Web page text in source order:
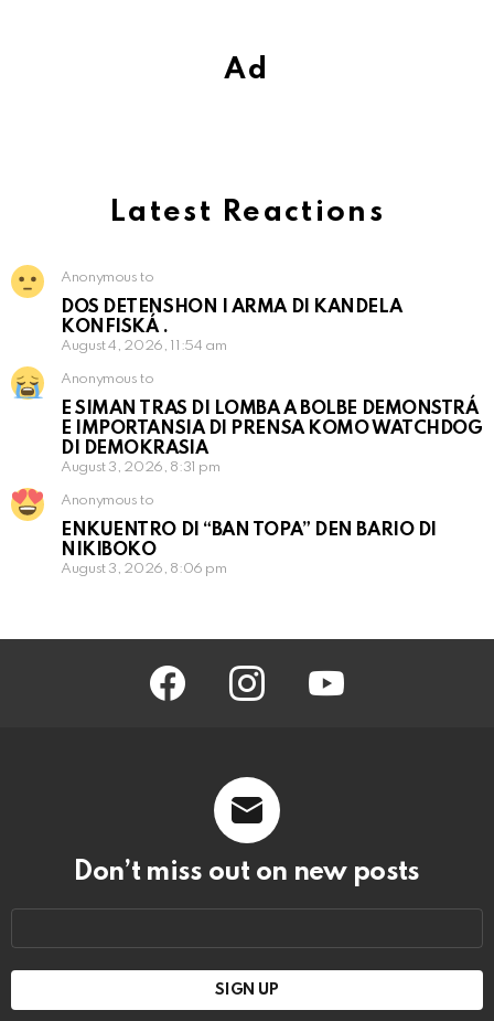
Ad
Latest Reactions
Anonymous to
DOS DETENSHON I ARMA DI KANDELA
KONFISKÁ .
August 4, 2026, 11:54 am
Anonymous to
E SIMAN TRAS DI LOMBA A BOLBE DEMONSTRÁ
E IMPORTANSIA DI PRENSA KOMO WATCHDOG
DI DEMOKRASIA
August 3, 2026, 8:31 pm
Anonymous to
ENKUENTRO DI “BAN TOPA” DEN BARIO DI
NIKIBOKO
August 3, 2026, 8:06 pm
facebook instagram youtube
Don’t miss out on new posts